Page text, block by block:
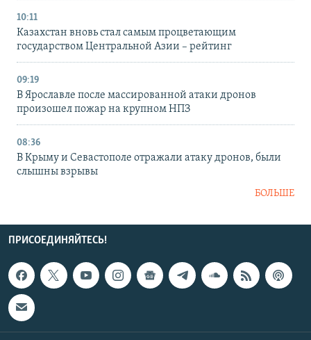
10:11
Казахстан вновь стал самым процветающим
государством Центральной Азии – рейтинг
09:19
В Ярославле после массированной атаки дронов
произошел пожар на крупном НПЗ
08:36
В Крыму и Севастополе отражали атаку дронов, были
слышны взрывы
БОЛЬШЕ
ПРИСОЕДИНЯЙТЕСЬ!